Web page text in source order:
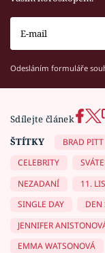
Odesláním formuláře
Sdílejte článek
ŠTÍTKY
BRAD PITT
CELEBRITY
NEZADANÍ
11.
SINGLE DAY
DEN
JENNIFER
EMMA WATSONOVÁ